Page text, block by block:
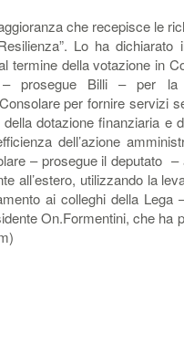
che recepisce le
Lo ha dichiarato
termine della votazione in
prosegue Billi – per la
per fornire servizi
dotazione finanziaria e
dell’azione
– prosegue il deputato
all’estero, utilizzando la
ai colleghi della Lega
On.Formentini, che ha